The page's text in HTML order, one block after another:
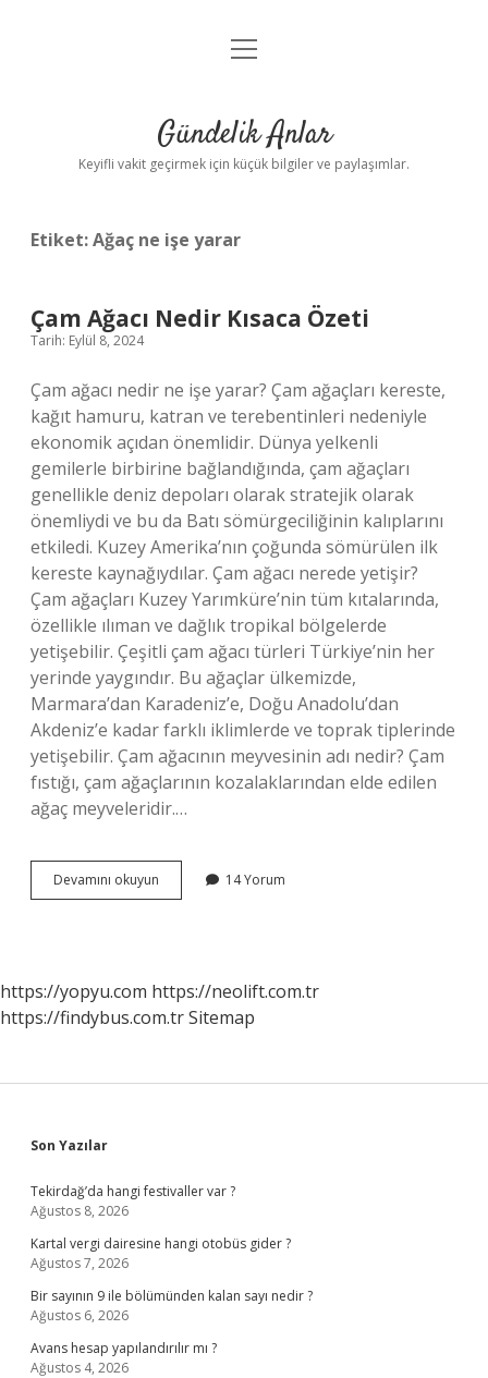
Anasayfa
Yasal Uyarı
menüyü
Gündelik Anlar
Keyifli vakit geçirmek için küçük bilgiler ve paylaşımlar.
Etiket:Ağaç ne işe yarar
Çam Ağacı Nedir Kısaca Özeti
Tarih: Eylül 8, 2024
Çam ağacı nedir ne işe yarar? Çam ağaçları kereste,
kağıt hamuru, katran ve terebentinleri nedeniyle
ekonomik açıdan önemlidir. Dünya yelkenli
gemilerle birbirine bağlandığında, çam ağaçları
genellikle deniz depoları olarak stratejik olarak
önemliydi ve bu da Batı sömürgeciliğinin kalıplarını
etkiledi. Kuzey Amerika’nın çoğunda sömürülen ilk
kereste kaynağıydılar. Çam ağacı nerede yetişir?
Çam ağaçları Kuzey Yarımküre’nin tüm kıtalarında,
özellikle ılıman ve dağlık tropikal bölgelerde
yetişebilir. Çeşitli çam ağacı türleri Türkiye’nin her
yerinde yaygındır. Bu ağaçlar ülkemizde,
Marmara’dan Karadeniz’e, Doğu Anadolu’dan
Akdeniz’e kadar farklı iklimlerde ve toprak tiplerinde
yetişebilir. Çam ağacının meyvesinin adı nedir? Çam
fıstığı, çam ağaçlarının kozalaklarından elde edilen
ağaç meyveleridir.…
Devamını okuyun
Ağacı
14 Yorum
https://yopyu.com https://neolift.com.tr
https://findybus.com.trSitemap
Sidebar
Son Yazılar
Tekirdağ’da hangi festivaller var ?
Ağustos 8, 2026
Kartal vergi dairesine hangi otobüs gider ?
Ağustos 7, 2026
Bir sayının 9 ile bölümünden kalan sayı nedir ?
Ağustos 6, 2026
Avans hesap yapılandırılır mı ?
Ağustos 4, 2026